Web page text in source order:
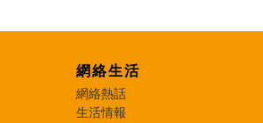
網絡生活
網絡熱話
生活情報